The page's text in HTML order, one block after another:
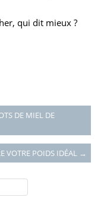
qui dit mieux ?
DE MIEL DE
VOTRE POIDS IDÉAL →